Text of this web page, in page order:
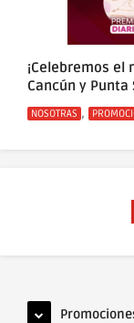
¡Celebremos el
Cancún y Punta
Categorías
NOSOTRAS ,